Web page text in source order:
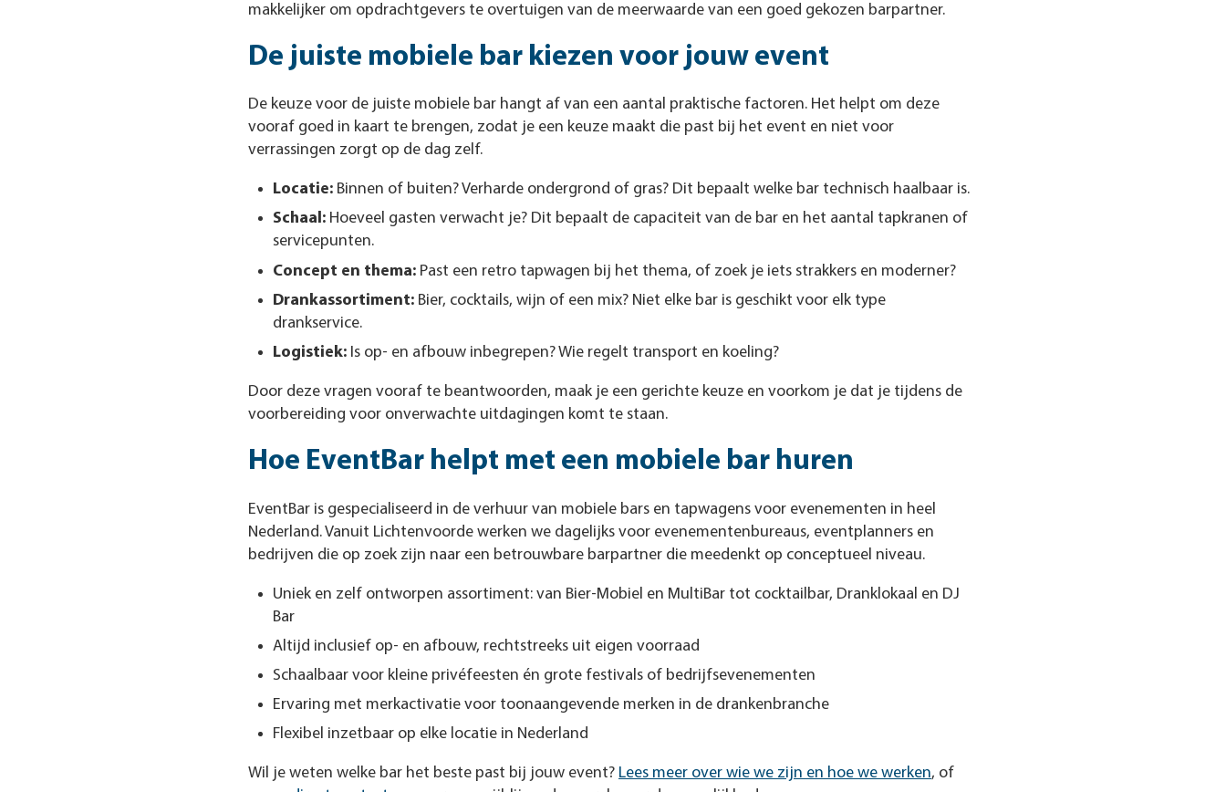
makkelijker om opdrachtgevers te overtuigen van de meerwaarde van een goed gekozen barpartner.
De juiste mobiele bar kiezen voor jouw event
De keuze voor de juiste mobiele bar hangt af van een aantal praktische factoren. Het helpt om deze
vooraf goed in kaart te brengen, zodat je een keuze maakt die past bij het event en niet voor
verrassingen zorgt op de dag zelf.
Locatie: Binnen of buiten? Verharde ondergrond of gras? Dit bepaalt welke bar technisch haalbaar is.
Schaal: Hoeveel gasten verwacht je? Dit bepaalt de capaciteit van de bar en het aantal tapkranen of
servicepunten.
Concept en thema: Past een retro tapwagen bij het thema, of zoek je iets strakkers en moderner?
Drankassortiment: Bier, cocktails, wijn of een mix? Niet elke bar is geschikt voor elk type
drankservice.
Logistiek: Is op- en afbouw inbegrepen? Wie regelt transport en koeling?
Door deze vragen vooraf te beantwoorden, maak je een gerichte keuze en voorkom je dat je tijdens de
voorbereiding voor onverwachte uitdagingen komt te staan.
Hoe EventBar helpt met een mobiele bar huren
EventBar is gespecialiseerd in de verhuur van mobiele bars en tapwagens voor evenementen in heel
Nederland. Vanuit Lichtenvoorde werken we dagelijks voor evenementenbureaus, eventplanners en
bedrijven die op zoek zijn naar een betrouwbare barpartner die meedenkt op conceptueel niveau.
Uniek en zelf ontworpen assortiment: van Bier-Mobiel en MultiBar tot cocktailbar, Dranklokaal en DJ
Bar
Altijd inclusief op- en afbouw, rechtstreeks uit eigen voorraad
Schaalbaar voor kleine privéfeesten én grote festivals of bedrijfsevenementen
Ervaring met merkactivatie voor toonaangevende merken in de drankenbranche
Flexibel inzetbaar op elke locatie in Nederland
Wil je weten welke bar het beste past bij jouw event? Lees meer over wie we zijn en hoe we werken, of